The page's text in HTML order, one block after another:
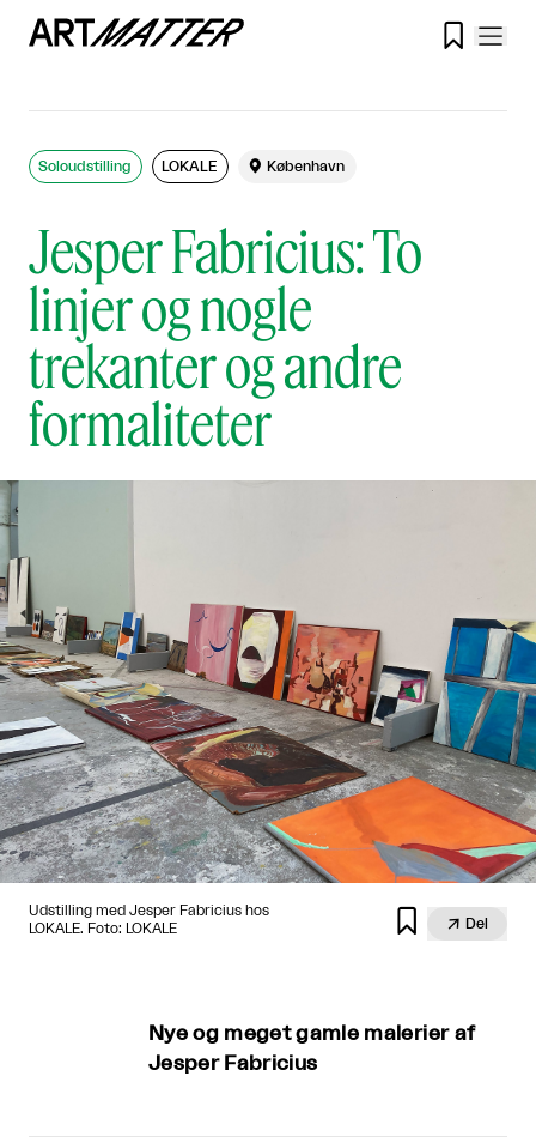

Jesper Fabricius: To
linjer og nogle
trekanter og andre
formaliteter
Soloudstilling LOKALE  København
Udstilling med Jesper Fabricius hos
LOKALE. Foto: LOKALE
  Del
Nye og meget gamle malerier af
Jesper Fabricius